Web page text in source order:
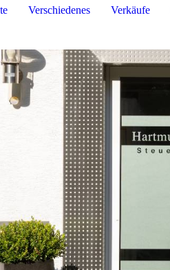
Verschiedenes Verkäufe